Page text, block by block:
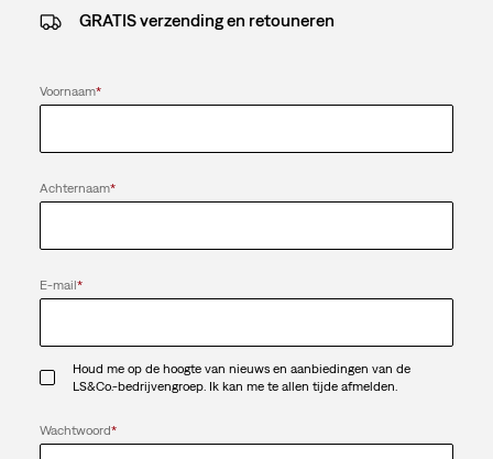
GRATIS verzending en retouneren
Voornaam*
Achternaam*
E-mail*
Houd me op de hoogte van nieuws en aanbiedingen van de
LS&Co.-bedrijvengroep. Ik kan me te allen tijde afmelden.
Wachtwoord*